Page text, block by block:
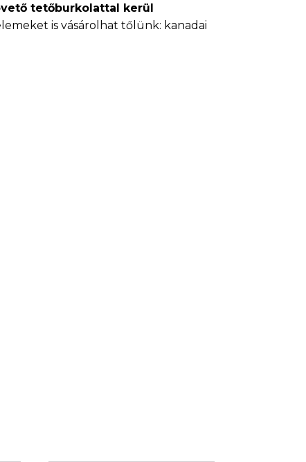
tetőburkolattal kerül
is vásárolhat tőlünk: kanadai